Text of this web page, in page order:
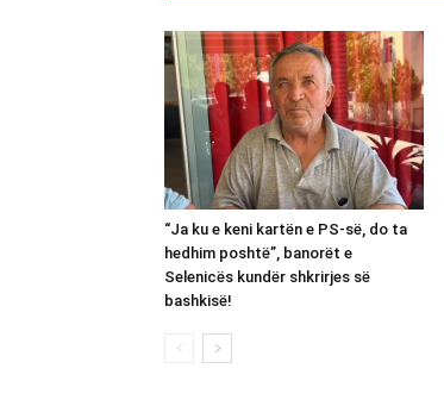
“Ja ku e keni kartën e PS-së, do ta
hedhim poshtë”, banorët e
Selenicës kundër shkrirjes së
bashkisë!